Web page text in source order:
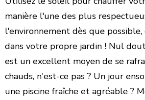
SOLUTION
SUPPORT ET SERVICES
CENTRE DE PRESSE
CONTACTEZ-NOUS
manière l'une des plus
l'environnement dès que
dans votre propre jardin ! Nul
est un excellent moyen de se
chauds, n'est-ce pas ? Un jour
une piscine fraîche et agréable ?